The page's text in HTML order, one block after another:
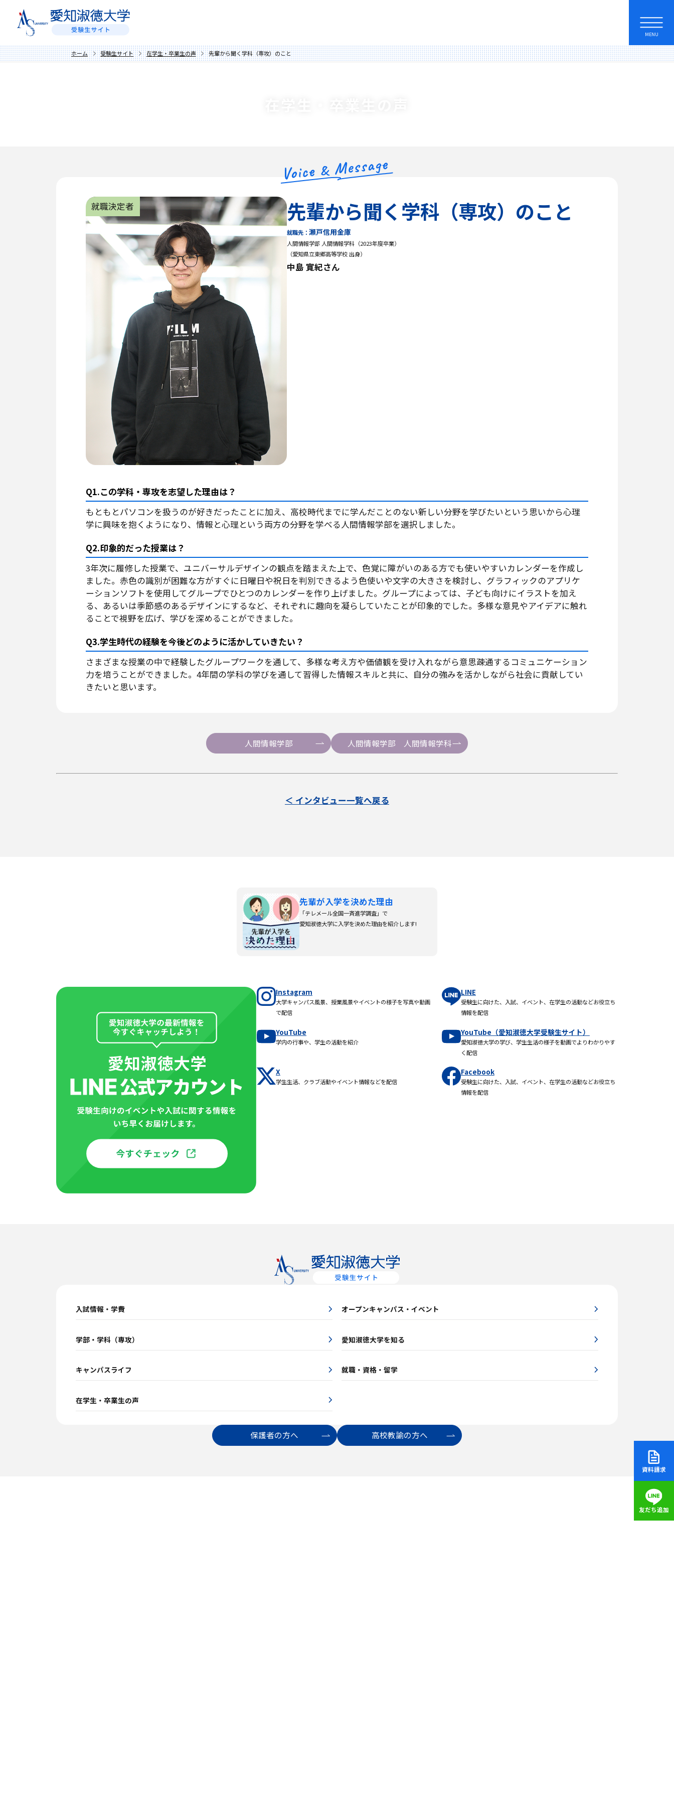
MENU
ホーム 受験生サイト 在学生・卒業生の声 先輩から聞く学科（専攻）のこと
在学生・卒業生の声
就職決定者 先輩から聞く学科（専攻）のこと
就職先： 瀬戸信用金庫
人間情報学部 人間情報学科（2023年度卒業）
（愛知県立東郷高等学校 出身）
中島 寛紀さん
Q1.この学科・専攻を志望した理由は？
もともとパソコンを扱うのが好きだったことに加え、高校時代までに学んだことのない新しい分野を学びたいという思いから心理
学に興味を抱くようになり、情報と心理という両方の分野を学べる人間情報学部を選択しました。
Q2.印象的だった授業は？
3年次に履修した授業で、ユニバーサルデザインの観点を踏まえた上で、色覚に障がいのある方でも使いやすいカレンダーを作成し
ました。赤色の識別が困難な方がすぐに日曜日や祝日を判別できるよう色使いや文字の大きさを検討し、グラフィックのアプリケ
ーションソフトを使用してグループでひとつのカレンダーを作り上げました。グループによっては、子ども向けにイラストを加え
る、あるいは季節感のあるデザインにするなど、それぞれに趣向を凝らしていたことが印象的でした。多様な意見やアイデアに触れ
ることで視野を広げ、学びを深めることができました。
Q3.学生時代の経験を今後どのように活かしていきたい？
さまざまな授業の中で経験したグループワークを通して、多様な考え方や価値観を受け入れながら意思疎通するコミュニケーション
力を培うことができました。4年間の学科の学びを通して習得した情報スキルと共に、自分の強みを活かしながら社会に貢献してい
きたいと思います。
人間情報学部 人間情報学部 人間情報学科
＜ インタビュー一覧へ戻る
先輩が入学を決めた理由
「テレメール全国一斉進学調査」で
愛知淑徳大学に入学を決めた理由を紹介します!
Instagram
大学キャンパス風景、授業風景やイベントの様子を写真や動画
で配信
LINE
受験生に向けた、入試、イベント、在学生の活動などお役立ち
情報を配信
YouTube
学内の行事や、学生の活動を紹介
YouTube（愛知淑徳大学受験生サイト）
愛知淑徳大学の学び、学生生活の様子を動画でよりわかりやす
く配信
X
学生生活、クラブ活動やイベント情報などを配信
Facebook
受験生に向けた、入試、イベント、在学生の活動などお役立ち
情報を配信
入試情報・学費 オープンキャンパス・イベント
学部・学科（専攻） 愛知淑徳大学を知る
キャンパスライフ 就職・資格・留学
在学生・卒業生の声
保護者の方へ 高校教諭の方へ
資料請求
友だち追加